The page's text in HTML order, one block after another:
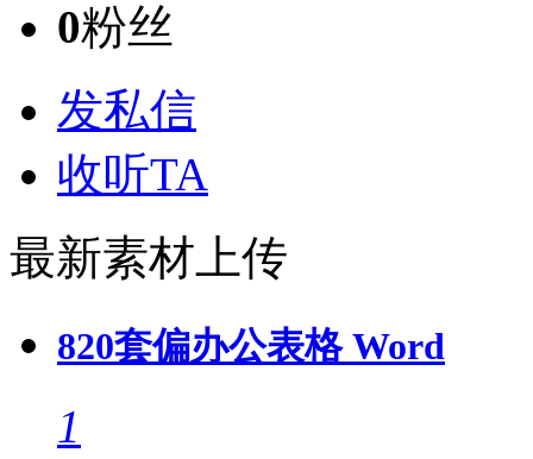
0粉丝
发私信
收听TA
最新素材上传
820套偏办公表格 Word
1